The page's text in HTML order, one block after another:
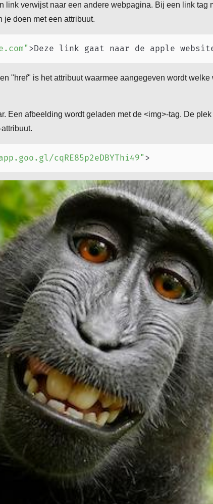
link verwijst naar een andere webpagina. Bij een link tag
doen met een attribuut.
" >Deze link gaat naar de apple
"href" is het attribuut waarmee aangegeven wordt
Een afbeelding wordt geladen met de <img>-tag. De
cqRE85p2eDBYThi49" >